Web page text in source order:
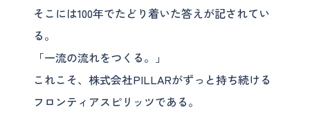
そこには100年でたどり着いた答えが記されてい
る。
「一流の流れをつくる。」
これこそ、株式会社PILLARがずっと持ち続ける
フロンティアスピリッツである。